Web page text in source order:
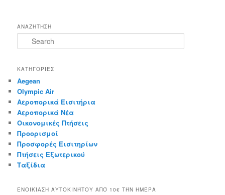
ΑΝΑΖΗΤΗΣΗ
e
r
h
ΚΑΤΗΓΟΡΊΕΣ
Aegean
Olympic Air
Αεροπορικά Εισιτήρια
Αεροπορικά Νέα
Οικονομικές Πτήσεις
Προορισμοί
Προσφορές Εισιτηρίων
Πτήσεις Εξωτερικού
Ταξίδια
ΕΝΟΙΚΊΑΣΗ ΑΥΤΟΚΙΝΉΤΟΥ ΑΠΌ 10€ ΤΉΝ ΗΜΈΡΑ